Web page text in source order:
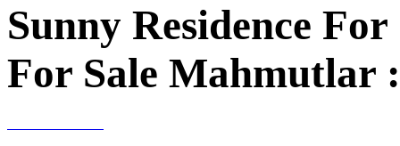
Sunny Residence
For Sale Mahmutlar